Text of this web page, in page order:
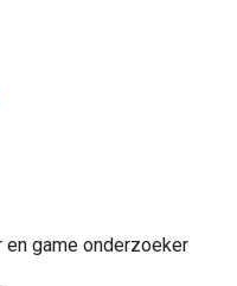
en game onderzoeker